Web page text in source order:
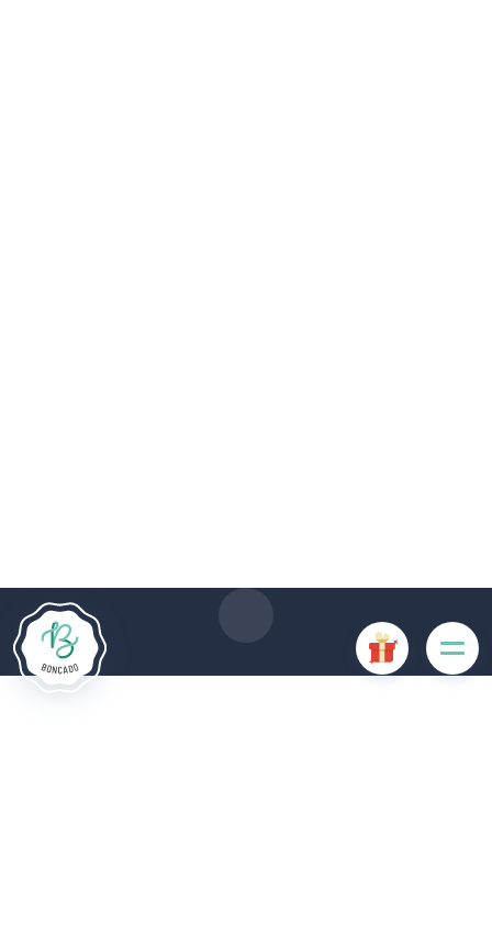
Deaktivierung bestimmter Funktionalitäten der Website.
Andere Cookies werden zu Analyse- oder Marketingzwecken
verwendet.Cookies akzeptieren Cookies verwalten